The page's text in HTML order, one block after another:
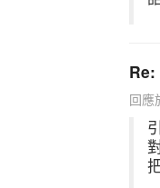
Re:
回應